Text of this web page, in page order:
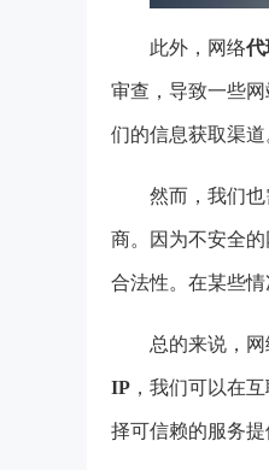
此外，网络
审查，导致一些
们的信息获取渠道
然而，我们
商。因为不安全的
合法性。在某些
总的来说，网
IP ，我们可以在
择可信赖的服务